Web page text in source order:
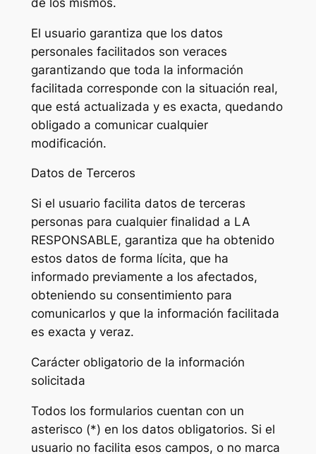
El usuario garantiza que los datos
personales facilitados son veraces
garantizando que toda la información
facilitada corresponde con la situación real,
que está actualizada y es exacta, quedando
obligado a comunicar cualquier
modificación.
Datos de Terceros
Si el usuario facilita datos de terceras
personas para cualquier finalidad a LA
RESPONSABLE, garantiza que ha obtenido
estos datos de forma lícita, que ha
informado previamente a los afectados,
obteniendo su consentimiento para
comunicarlos y que la información facilitada
es exacta y veraz.
Carácter obligatorio de la información
solicitada
Todos los formularios cuentan con un
asterisco (*) en los datos obligatorios. Si el
usuario no facilita esos campos, o no marca